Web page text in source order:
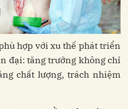
hợp với xu thế phát triển
đại: tăng trưởng không chỉ
chất lượng, trách nhiệm